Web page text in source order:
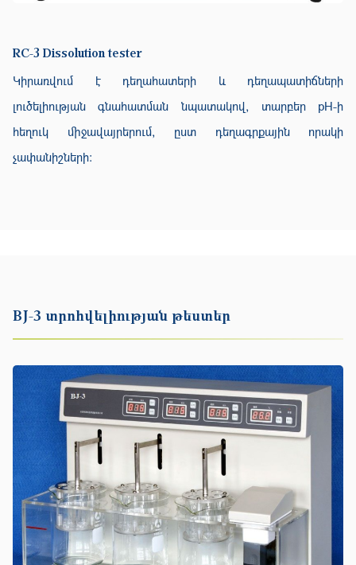
RC-3 Dissolution tester
Կիրառվում է դեղահատերի և դեղապատիճների
լուծելիության գնահատման նպատակով, տարբեր pH-ի
հեղուկ միջավայրերում, ըստ դեղագրքային որակի
չափանիշների:
BJ-3 տրոհվելիության թեստեր